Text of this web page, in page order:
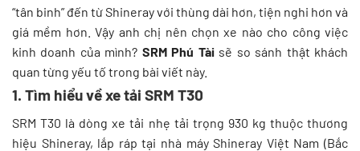
“tân binh” đến từ Shineray với thùng dài hơn, tiện nghi hơn và
giá mềm hơn. Vậy anh chị nên chọn xe nào cho công việc
kinh doanh của mình? SRM Phú Tàisẽ so sánh thật khách
quan từng yếu tố trong bài viết này.
1. Tìm hiểu về xe tải SRM T30
SRM T30 là dòng xe tải nhẹ tải trọng 930 kg thuộc thương
hiệu Shineray, lắp ráp tại nhà máy Shineray Việt Nam (Bắc